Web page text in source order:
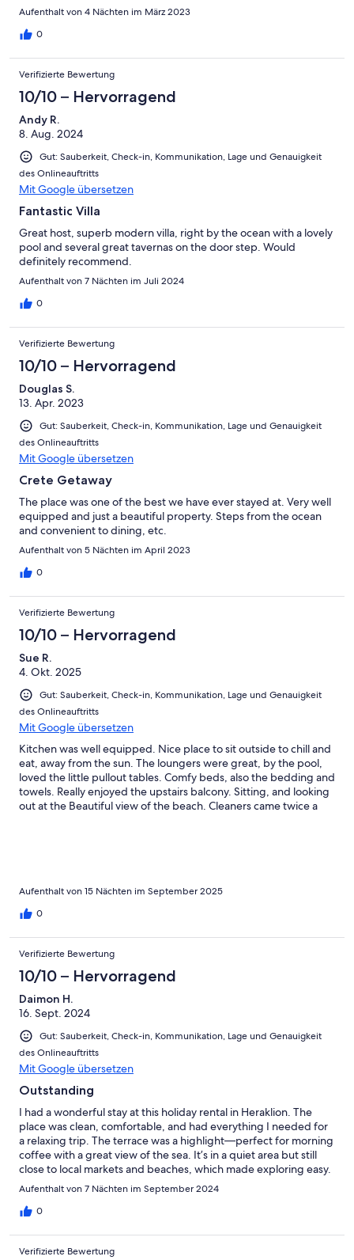
Aufenthalt von 4 Nächten im März 2023
0
Verifizierte Bewertung
10/10 – Hervorragend
Andy R.
8. Aug. 2024
Gut: Sauberkeit, Check-in, Kommunikation, Lage und Genauigkeit
des Onlineauftritts
Mit Google übersetzen
Fantastic Villa
Great host, superb modern villa, right by the ocean with a lovely
pool and several great tavernas on the door step. Would
definitely recommend.
Aufenthalt von 7 Nächten im Juli 2024
0
Verifizierte Bewertung
10/10 – Hervorragend
Douglas S.
13. Apr. 2023
Gut: Sauberkeit, Check-in, Kommunikation, Lage und Genauigkeit
des Onlineauftritts
Mit Google übersetzen
Crete Getaway
The place was one of the best we have ever stayed at. Very well
equipped and just a beautiful property. Steps from the ocean
and convenient to dining, etc.
Aufenthalt von 5 Nächten im April 2023
0
Verifizierte Bewertung
10/10 – Hervorragend
Sue R.
4. Okt. 2025
Gut: Sauberkeit, Check-in, Kommunikation, Lage und Genauigkeit
des Onlineauftritts
Mit Google übersetzen
Kitchen was well equipped. Nice place to sit outside to chill and
eat, away from the sun. The loungers were great, by the pool,
loved the little pullout tables. Comfy beds, also the bedding and
towels. Really enjoyed the upstairs balcony. Sitting, and looking
out at the Beautiful view of the beach. Cleaners came twice a
Aufenthalt von 15 Nächten im September 2025
0
Verifizierte Bewertung
10/10 – Hervorragend
Daimon H.
16. Sept. 2024
Gut: Sauberkeit, Check-in, Kommunikation, Lage und Genauigkeit
des Onlineauftritts
Mit Google übersetzen
Outstanding
I had a wonderful stay at this holiday rental in Heraklion. The
place was clean, comfortable, and had everything I needed for
a relaxing trip. The terrace was a highlight—perfect for morning
coffee with a great view of the sea. It’s in a quiet area but still
close to local markets and beaches, which made exploring easy.
The mix of modern amenities and a bit of local character made it
feel welcoming and homely. Would definitely stay here again if I
get the chance.
Aufenthalt von 7 Nächten im September 2024
0
Verifizierte Bewertung